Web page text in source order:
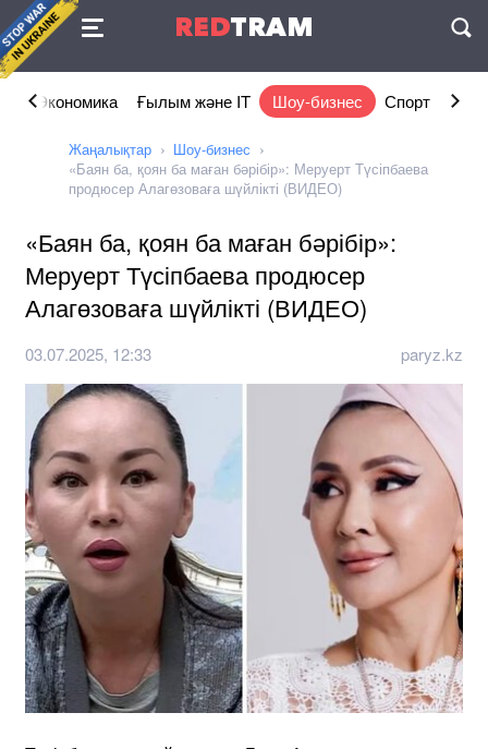
REDTRAM
Келісімі
Экономика Ғылым және IT Шоу-бизнес Спорт Өмір
Жаңалықтар
Шоу-бизнес
«Баян ба, қоян ба маған бәрібір»: Меруерт Түсіпбаева
продюсер Алагөзоваға шүйлікті (ВИДЕО)
«Баян ба, қоян ба маған бәрібір»:
Меруерт Түсіпбаева продюсер
Алагөзоваға шүйлікті (ВИДЕО)
03.07.2025, 12:33 paryz.kz